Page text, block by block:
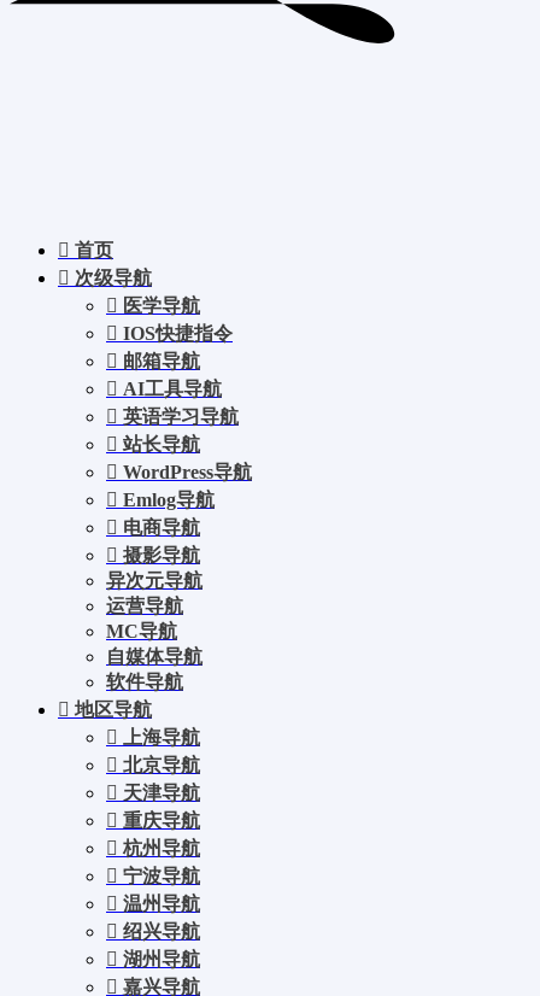
首页
次级导航
医学导航
IOS快捷指令
邮箱导航
AI工具导航
英语学习导航
站长导航
WordPress导航
Emlog导航
电商导航
摄影导航
异次元导航
运营导航
MC导航
自媒体导航
软件导航
地区导航
上海导航
北京导航
天津导航
重庆导航
杭州导航
宁波导航
温州导航
绍兴导航
湖州导航
嘉兴导航